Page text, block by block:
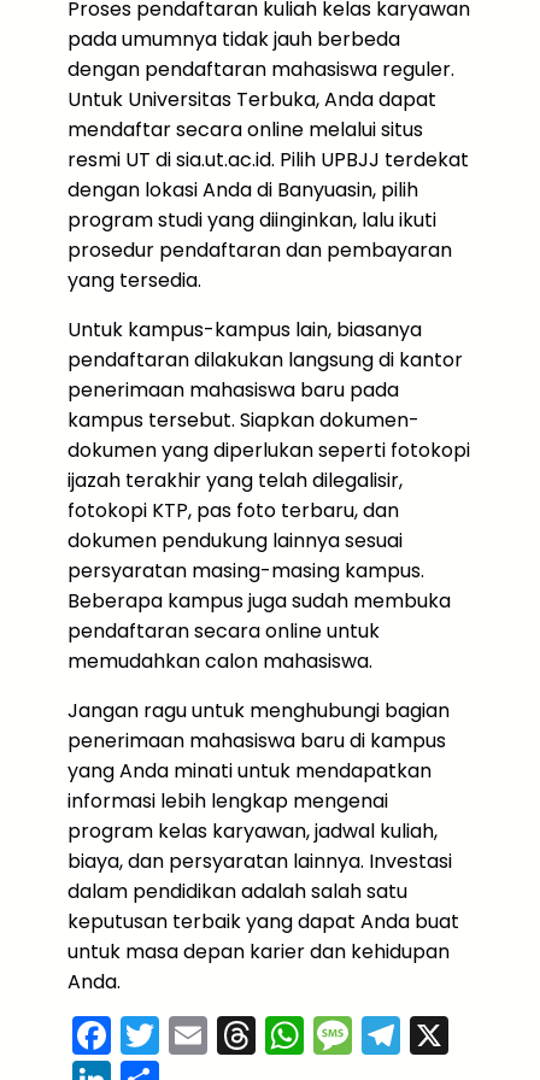
Proses pendaftaran kuliah kelas karyawan
pada umumnya tidak jauh berbeda
dengan pendaftaran mahasiswa reguler.
Untuk Universitas Terbuka, Anda dapat
mendaftar secara online melalui situs
resmi UT di sia.ut.ac.id. Pilih UPBJJ terdekat
dengan lokasi Anda di Banyuasin, pilih
program studi yang diinginkan, lalu ikuti
prosedur pendaftaran dan pembayaran
yang tersedia.
Untuk kampus-kampus lain, biasanya
pendaftaran dilakukan langsung di kantor
penerimaan mahasiswa baru pada
kampus tersebut. Siapkan dokumen-
dokumen yang diperlukan seperti fotokopi
ijazah terakhir yang telah dilegalisir,
fotokopi KTP, pas foto terbaru, dan
dokumen pendukung lainnya sesuai
persyaratan masing-masing kampus.
Beberapa kampus juga sudah membuka
pendaftaran secara online untuk
memudahkan calon mahasiswa.
Jangan ragu untuk menghubungi bagian
penerimaan mahasiswa baru di kampus
yang Anda minati untuk mendapatkan
informasi lebih lengkap mengenai
program kelas karyawan, jadwal kuliah,
biaya, dan persyaratan lainnya. Investasi
dalam pendidikan adalah salah satu
keputusan terbaik yang dapat Anda buat
untuk masa depan karier dan kehidupan
Anda.
F T E T W M T